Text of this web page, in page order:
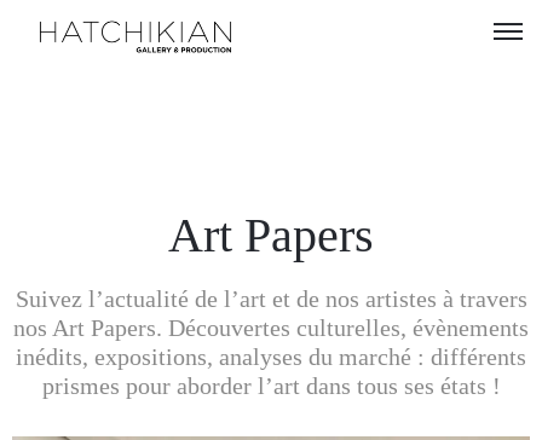
Visitez
notre
Art
Art Papers
Suivez l’actualité de l’art et de nos artistes à travers
nos Art Papers. Découvertes culturelles, évènements
inédits, expositions, analyses du marché : différents
prismes pour aborder l’art dans tous ses états !